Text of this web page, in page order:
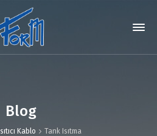
Blog
Isıtıcı Kablo Tank Isıtma